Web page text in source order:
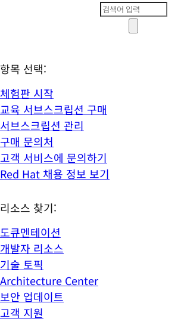
항목 선택:
체험판 시작
교육 서브스크립션 구매
서브스크립션 관리
구매 문의처
고객 서비스에 문의하기
Red Hat 채용 정보 보기
리소스 찾기:
도큐멘테이션
개발자 리소스
기술 토픽
Architecture Center
보안 업데이트
고객 지원